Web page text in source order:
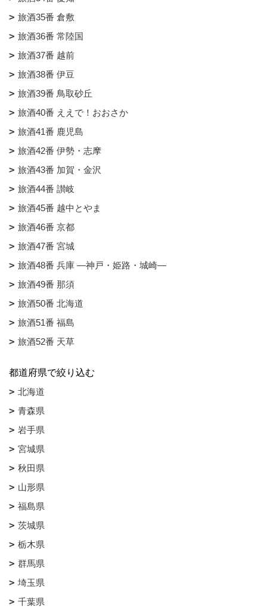
旅酒35番 倉敷
旅酒36番 常陸国
旅酒37番 越前
旅酒38番 伊豆
旅酒39番 鳥取砂丘
旅酒40番 ええで！おおさか
旅酒41番 鹿児島
旅酒42番 伊勢・志摩
旅酒43番 加賀・金沢
旅酒44番 讃岐
旅酒45番 越中とやま
旅酒46番 京都
旅酒47番 宮城
旅酒48番 兵庫 ―神戸・姫路・城崎―
旅酒49番 那須
旅酒50番 北海道
旅酒51番 福島
旅酒52番 天草
都道府県で絞り込む
北海道
青森県
岩手県
宮城県
秋田県
山形県
福島県
茨城県
栃木県
群馬県
埼玉県
千葉県